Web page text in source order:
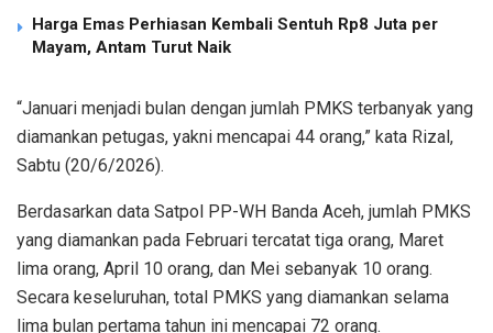
Harga Emas Perhiasan Kembali Sentuh Rp8 Juta per
Mayam, Antam Turut Naik
“Januari menjadi bulan dengan jumlah PMKS terbanyak yang
diamankan petugas, yakni mencapai 44 orang,” kata Rizal,
Sabtu (20/6/2026).
Berdasarkan data Satpol PP-WH Banda Aceh, jumlah PMKS
yang diamankan pada Februari tercatat tiga orang, Maret
lima orang, April 10 orang, dan Mei sebanyak 10 orang.
Secara keseluruhan, total PMKS yang diamankan selama
lima bulan pertama tahun ini mencapai 72 orang.